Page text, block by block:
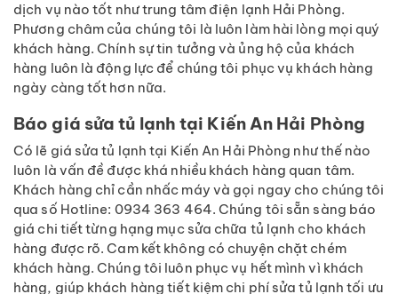
dịch vụ nào tốt như trung tâm điện lạnh Hải Phòng.
Phương châm của chúng tôi là luôn làm hài lòng mọi quý
khách hàng. Chính sự tin tưởng và ủng hộ của khách
hàng luôn là động lực để chúng tôi phục vụ khách hàng
ngày càng tốt hơn nữa.
Báo giá sửa tủ lạnh tại Kiến An Hải Phòng
Có lẽ giá sửa tủ lạnh tại Kiến An Hải Phòng như thế nào
luôn là vấn đề được khá nhiều khách hàng quan tâm.
Khách hàng chỉ cần nhấc máy và gọi ngay cho chúng tôi
qua số Hotline: 0934 363 464. Chúng tôi sẵn sàng báo
giá chi tiết từng hạng mục sửa chữa tủ lạnh cho khách
hàng được rõ. Cam kết không có chuyện chặt chém
khách hàng. Chúng tôi luôn phục vụ hết mình vì khách
hàng, giúp khách hàng tiết kiệm chi phí sửa tủ lạnh tối ưu